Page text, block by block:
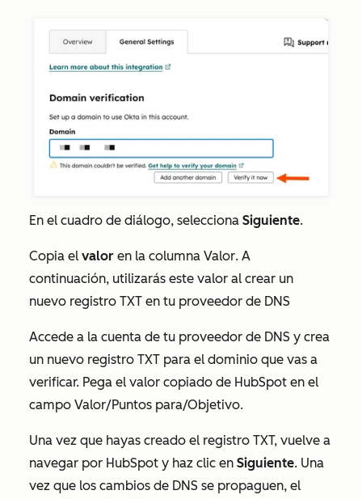
En el cuadro de diálogo, selecciona Siguiente.
Copia el valor en la columna Valor. A
continuación, utilizarás este valor al crear un
nuevo registro TXT en tu proveedor de DNS
Accede a la cuenta de tu proveedor de DNS y crea
un nuevo registro TXT para el dominio que vas a
verificar. Pega el valor copiado de HubSpot en el
campo Valor/Puntos para/Objetivo.
Una vez que hayas creado el registro TXT, vuelve a
navegar por HubSpot y haz clic en Siguiente. Una
vez que los cambios de DNS se propaguen, el